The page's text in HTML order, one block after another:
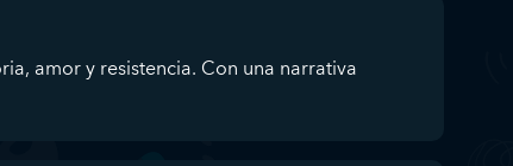
amor y resistencia. Con una narrativa